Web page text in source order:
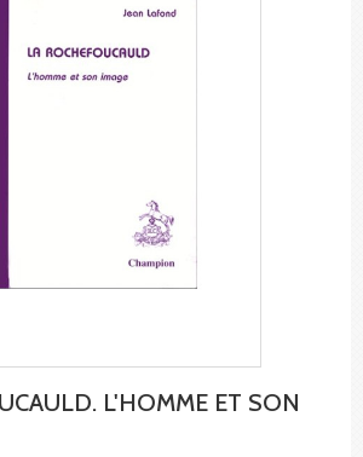
L'HOMME ET SON